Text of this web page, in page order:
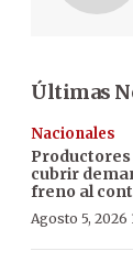
Últimas
Nacionales
cubrir
freno al
Agosto 5, 2026